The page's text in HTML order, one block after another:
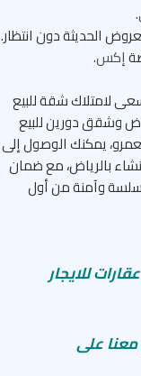
الحديثة دون انتظار.
إكس.
شقة للبيع
وشقق دورين للبيع
يمكنك الوصول إلى
بالرياض، مع ضمان
وآمنة من أول
للايجار
على